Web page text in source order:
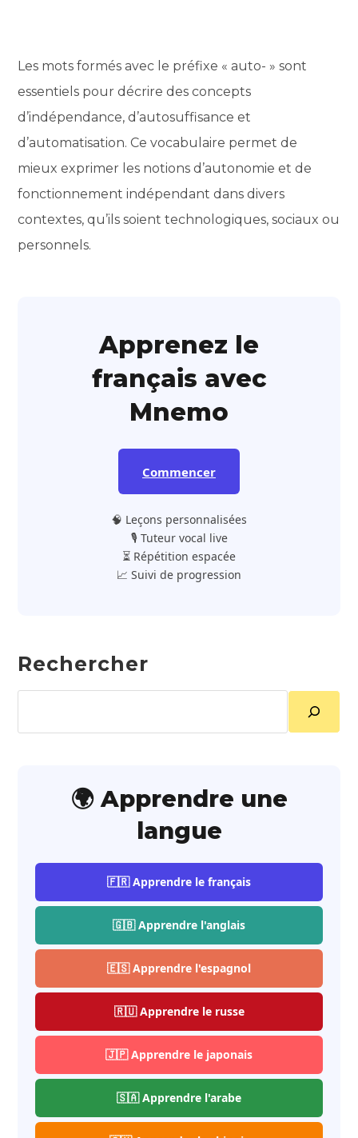
Les mots formés avec le préfixe « auto- » sont
essentiels pour décrire des concepts
d’indépendance, d’autosuffisance et
d’automatisation. Ce vocabulaire permet de
mieux exprimer les notions d’autonomie et de
fonctionnement indépendant dans divers
contextes, qu’ils soient technologiques, sociaux ou
personnels.
Apprenez le
français avec
Mnemo
Commencer
🧠 Leçons personnalisées
🎙️ Tuteur vocal live
⏳ Répétition espacée
📈 Suivi de progression
Rechercher
🌍 Apprendre une
langue
🇫🇷 Apprendre le français
🇬🇧 Apprendre l'anglais
🇪🇸 Apprendre l'espagnol
🇷🇺 Apprendre le russe
🇯🇵 Apprendre le japonais
🇸🇦 Apprendre l'arabe